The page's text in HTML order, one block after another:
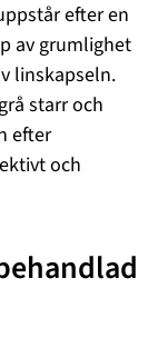
efter en
av grumlighet
linskapseln.
starr och
efter
och